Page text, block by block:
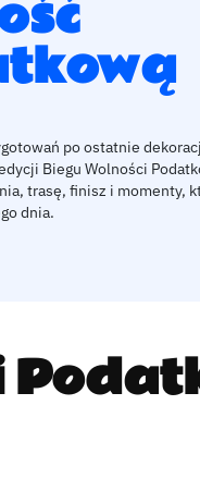
po ostatnie
Biegu Wolności
trasę, finisz i momenty,
dnia.